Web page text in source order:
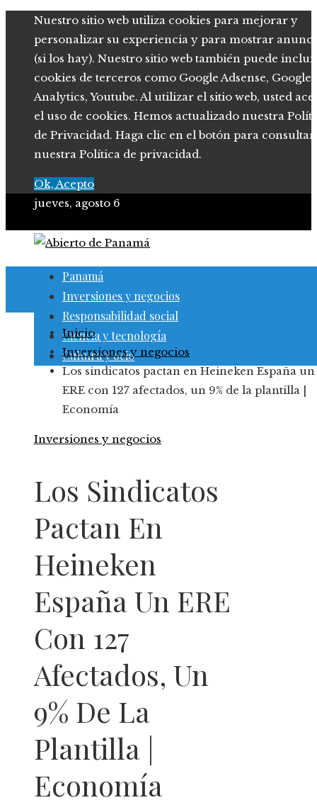
Nuestro sitio web utiliza cookies para mejorar y
personalizar su experiencia y para mostrar
(si los hay). Nuestro sitio web también puede
cookies de terceros como Google Adsense, Google
Analytics, Youtube. Al utilizar el sitio web, usted
el uso de cookies. Hemos actualizado nuestra
de Privacidad. Haga clic en el botón para consultar
nuestra Política de privacidad.
Ok, Acepto
jueves, agosto 6
Panamá
Inversiones y negocios
Responsabilidad social
Ciencia y tecnología
Cultura y ocio
Inicio
Inversiones y negocios
Los sindicatos pactan en Heineken España un
ERE con 127 afectados, un 9% de la plantilla |
Economía
Inversiones y negocios
Los Sindicatos
Pactan En
Heineken
España Un ERE
Con 127
Afectados, Un
9% De La
Plantilla |
Economía